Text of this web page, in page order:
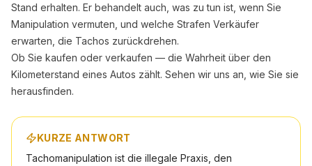
Stand erhalten. Er behandelt auch, was zu tun ist, wenn Sie
Manipulation vermuten, und welche Strafen Verkäufer
erwarten, die Tachos zurückdrehen.
Ob Sie kaufen oder verkaufen — die Wahrheit über den
Kilometerstand eines Autos zählt. Sehen wir uns an, wie Sie sie
herausfinden.
KURZE ANTWORT
Tachomanipulation ist die illegale Praxis, den